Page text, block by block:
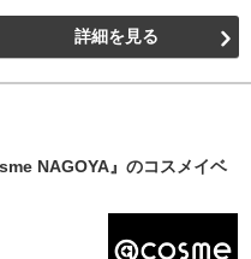
詳細を見る
NAGOYA』のコスメイベ